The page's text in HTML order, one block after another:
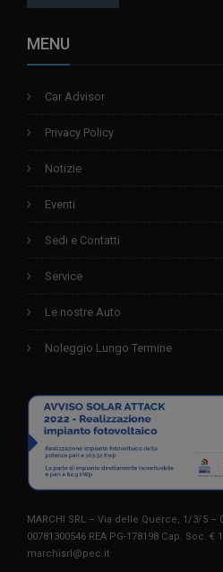
MENU
Car Advisor
Privacy Policy
Notizie
Eventi
Sedi e Contatti
Service
Le nostre Auto
Noleggio Lungo Termine
MARCHI SRL – Via delle Querce, 1/3/5 –
00781300546 REA PG-178198 Cap. Soc. €
marchisrl@pec.it